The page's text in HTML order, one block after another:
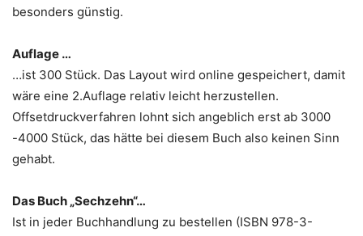
besonders günstig.
Auflage …
…ist 300 Stück. Das Layout wird online gespeichert, damit
wäre eine 2.Auflage relativ leicht herzustellen.
Offsetdruckverfahren lohnt sich angeblich erst ab 3000
-4000 Stück, das hätte bei diesem Buch also keinen Sinn
gehabt.
Das Buch „Sechzehn“…
Ist in jeder Buchhandlung zu bestellen (ISBN 978-3-